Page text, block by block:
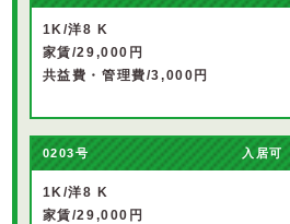
1K/洋8 K
家賃/29,000円
共益費・管理費/3,000円
0203号 入居可
1K/洋8 K
家賃/29,000円